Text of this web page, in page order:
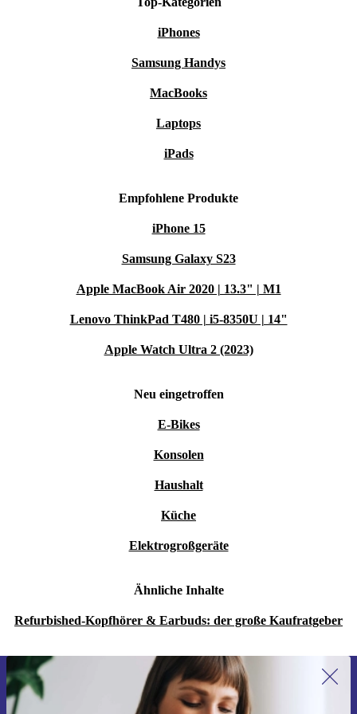
iPhones
Samsung Handys
MacBooks
Laptops
iPads
Empfohlene Produkte
iPhone 15
Samsung Galaxy S23
Apple MacBook Air 2020 | 13.3" | M1
Lenovo ThinkPad T480 | i5-8350U | 14"
Apple Watch Ultra 2 (2023)
Neu eingetroffen
E-Bikes
Konsolen
Haushalt
Küche
Elektrogroßgeräte
Ähnliche Inhalte
Refurbished-Kopfhörer & Earbuds: der große Kaufratgeber
Erstmals zum Newsletter anmelden,
15 € sparen!